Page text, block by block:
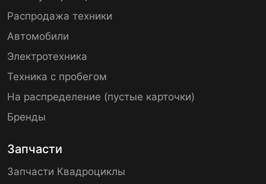
Распродажа техники
Автомобили
Электротехника
Техника с пробегом
На распределение (пустые карточки)
Бренды
Запчасти
Запчасти Квадроциклы